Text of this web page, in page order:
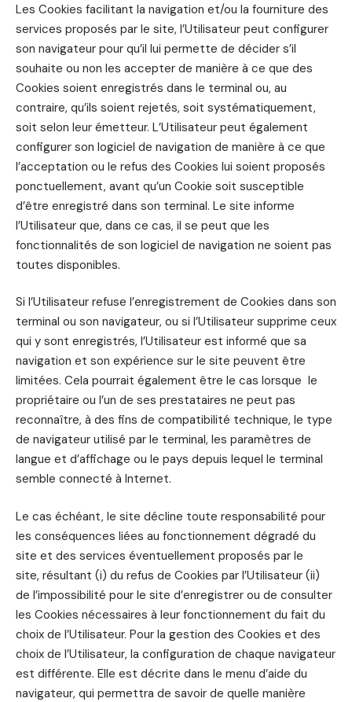
Les Cookies facilitant la navigation et/ou la fourniture des
services proposés par le site, l’Utilisateur peut configurer
son navigateur pour qu’il lui permette de décider s’il
souhaite ou non les accepter de manière à ce que des
Cookies soient enregistrés dans le terminal ou, au
contraire, qu’ils soient rejetés, soit systématiquement,
soit selon leur émetteur. L’Utilisateur peut également
configurer son logiciel de navigation de manière à ce que
l’acceptation ou le refus des Cookies lui soient proposés
ponctuellement, avant qu’un Cookie soit susceptible
d’être enregistré dans son terminal. Le site informe
l’Utilisateur que, dans ce cas, il se peut que les
fonctionnalités de son logiciel de navigation ne soient pas
toutes disponibles.
Si l’Utilisateur refuse l’enregistrement de Cookies dans son
terminal ou son navigateur, ou si l’Utilisateur supprime ceux
qui y sont enregistrés, l’Utilisateur est informé que sa
navigation et son expérience sur le site peuvent être
limitées. Cela pourrait également être le cas lorsque le
propriétaire ou l’un de ses prestataires ne peut pas
reconnaître, à des fins de compatibilité technique, le type
de navigateur utilisé par le terminal, les paramètres de
langue et d’affichage ou le pays depuis lequel le terminal
semble connecté à Internet.
Le cas échéant, le site décline toute responsabilité pour
les conséquences liées au fonctionnement dégradé du
site et des services éventuellement proposés par le
site, résultant (i) du refus de Cookies par l’Utilisateur (ii)
de l’impossibilité pour le site d’enregistrer ou de consulter
les Cookies nécessaires à leur fonctionnement du fait du
choix de l’Utilisateur. Pour la gestion des Cookies et des
choix de l’Utilisateur, la configuration de chaque navigateur
est différente. Elle est décrite dans le menu d’aide du
navigateur, qui permettra de savoir de quelle manière